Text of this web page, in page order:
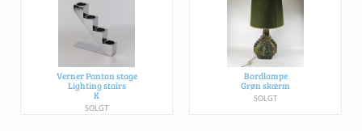
Verner Panton stage
Lighting stairs
K
SOLGT
Bordlampe
Grøn skærm
SOLGT